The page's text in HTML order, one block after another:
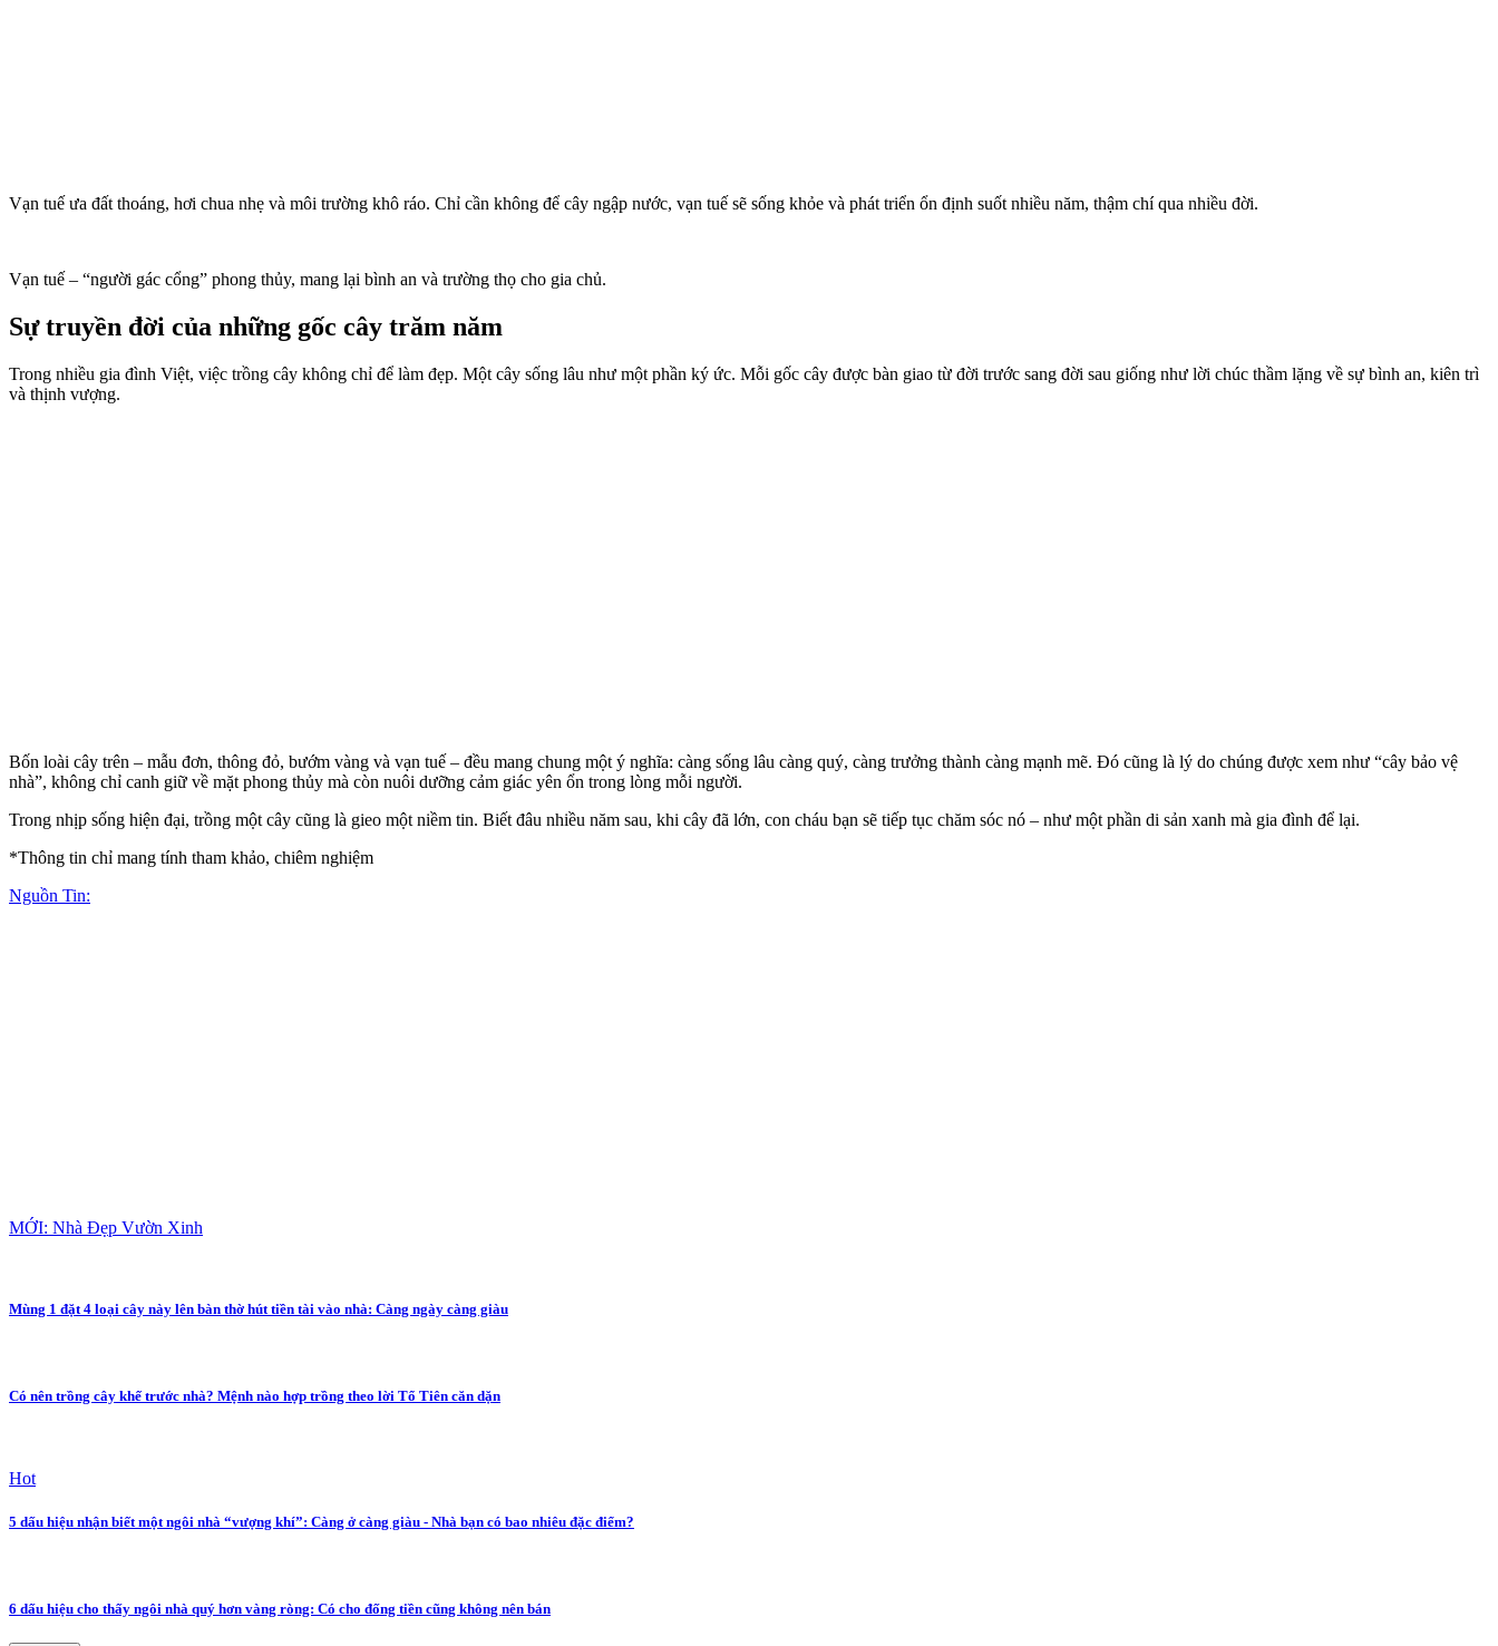
Vạn tuế ưa đất thoáng, hơi chua nhẹ và môi trường khô ráo. Chỉ cần không để cây ngập nước, vạn tuế sẽ sống khỏe và phát triển ổn định suốt nhiều năm, thậm chí qua nhiều đời.
Vạn tuế – “người gác cổng” phong thủy, mang lại bình an và trường thọ cho gia chủ.
Sự truyền đời của những gốc cây trăm năm
Trong nhiều gia đình Việt, việc trồng cây không chỉ để làm đẹp. Một cây sống lâu như một phần ký ức. Mỗi gốc cây được bàn giao từ đời trước sang đời sau giống như lời chúc thầm lặng về sự bình an, kiên trì
và thịnh vượng.
Bốn loài cây trên – mẫu đơn, thông đỏ, bướm vàng và vạn tuế – đều mang chung một ý nghĩa: càng sống lâu càng quý, càng trưởng thành càng mạnh mẽ. Đó cũng là lý do chúng được xem như “cây bảo vệ
nhà”, không chỉ canh giữ về mặt phong thủy mà còn nuôi dưỡng cảm giác yên ổn trong lòng mỗi người.
Trong nhịp sống hiện đại, trồng một cây cũng là gieo một niềm tin. Biết đâu nhiều năm sau, khi cây đã lớn, con cháu bạn sẽ tiếp tục chăm sóc nó – như một phần di sản xanh mà gia đình để lại.
*Thông tin chỉ mang tính tham khảo, chiêm nghiệm
Nguồn Tin:
MỚI: Nhà Đẹp Vườn Xinh
Mùng 1 đặt 4 loại cây này lên bàn thờ hút tiền tài vào nhà: Càng ngày càng giàu
Có nên trồng cây khế trước nhà? Mệnh nào hợp trồng theo lời Tổ Tiên căn dặn
Hot
5 dấu hiệu nhận biết một ngôi nhà “vượng khí”: Càng ở càng giàu - Nhà bạn có bao nhiêu đặc điểm?
6 dấu hiệu cho thấy ngôi nhà quý hơn vàng ròng: Có cho đống tiền cũng không nên bán